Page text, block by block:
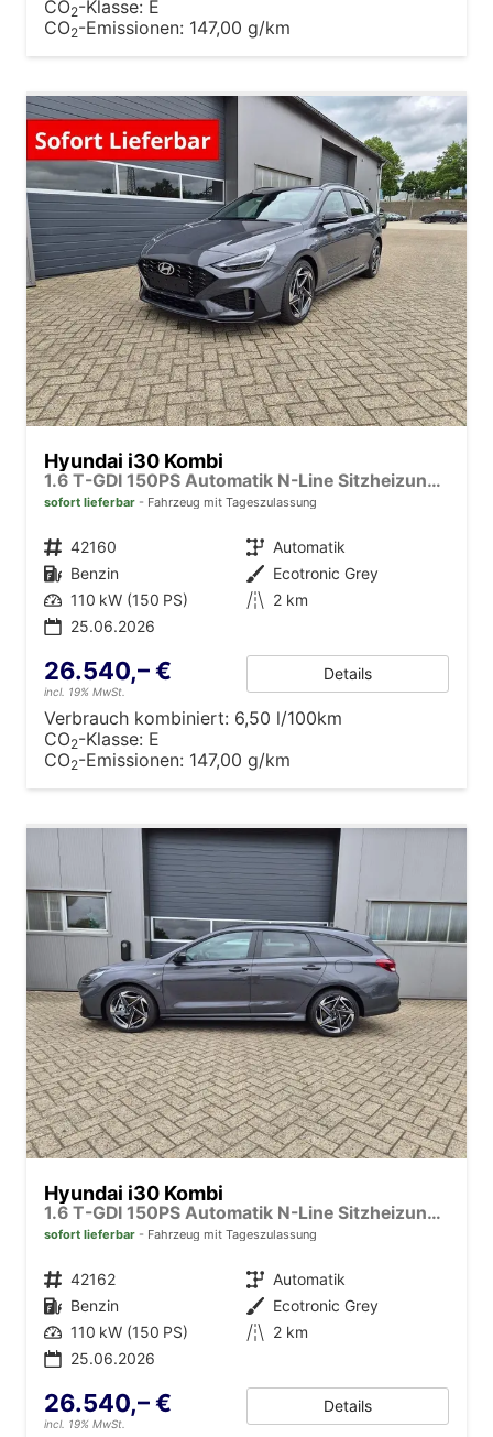
CO2-Klasse: E
CO2-Emissionen: 147,00 g/km
Hyundai i30 Kombi
1.6 T-GDI 150PS Automatik N-Line Sitzheizung Lenkradheizung Klimaautomatik Navi 10,3"-Touchscreen Bluelink Apple CarPlay + Android Auto PDC v+h Rückf.Kamera 18-LM
sofort lieferbar Fahrzeug mit Tageszulassung
Fahrzeugnr. 42160 Getriebe Automatik
Kraftstoff Benzin Außenfarbe Ecotronic Grey
Leistung 110 kW (150 PS) Kilometerstand 2 km
25.06.2026
26.540,– €
incl. 19% MwSt.
Details
Verbrauch kombiniert: 6,50 l/100km
CO2-Klasse: E
CO2-Emissionen: 147,00 g/km
Hyundai i30 Kombi
1.6 T-GDI 150PS Automatik N-Line Sitzheizung Lenkradheizung Klimaautomatik Navi 10,3"-Touchscreen Bluelink Apple CarPlay + Android Auto PDC v+h Rückf.Kamera 18-LM
sofort lieferbar Fahrzeug mit Tageszulassung
Fahrzeugnr. 42162 Getriebe Automatik
Kraftstoff Benzin Außenfarbe Ecotronic Grey
Leistung 110 kW (150 PS) Kilometerstand 2 km
25.06.2026
26.540,– €
incl. 19% MwSt.
Details